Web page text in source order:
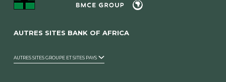
AUTRES SITES BANK OF AFRICA
AUTRES SITES GROUPE ET SITES PAYS